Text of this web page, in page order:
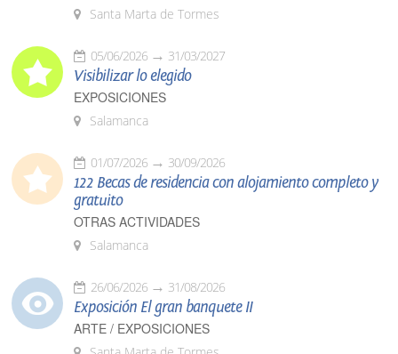
Santa Marta de Tormes
05/06/2026 31/03/2027
Visibilizar lo elegido
EXPOSICIONES
Salamanca
01/07/2026 30/09/2026
122 Becas de residencia con alojamiento completo y
gratuito
OTRAS ACTIVIDADES
Salamanca
26/06/2026 31/08/2026
Exposición El gran banquete II
ARTE / EXPOSICIONES